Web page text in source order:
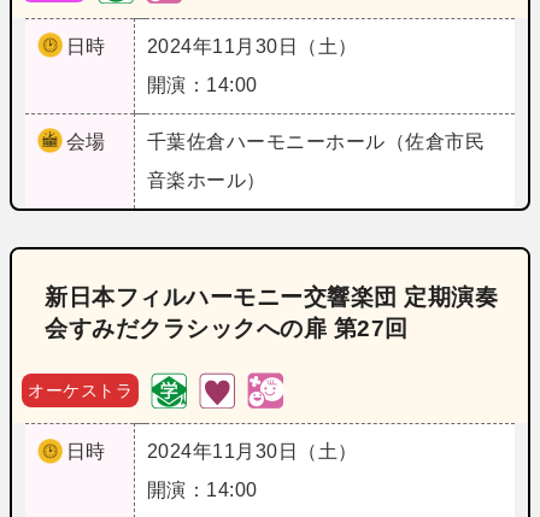
日時
2024年11月30日（土）
開演：14:00
会場 千葉佐倉ハーモニーホール（佐倉市民
音楽ホール）
新日本フィルハーモニー交響楽団 定期演奏
会すみだクラシックへの扉 第27回
オーケストラ
日時
2024年11月30日（土）
開演：14:00